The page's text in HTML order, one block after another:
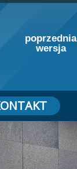
poprzednia
wersja